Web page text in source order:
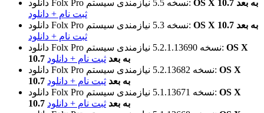
دانلود Folx Pro
نسخه 5.5نیازمندی سیستم:
OS X 10.7 به بعد
ثبت نام + دانلود
دانلود Folx Pro
نسخه 5.3نیازمندی سیستم:
OS X 10.7 به بعد
ثبت نام + دانلود
دانلود Folx Pro
نسخه 5.2.1.13690نیازمندی سیستم: OS X
10.7 به بعد ثبت نام + دانلود
دانلود Folx Pro
نسخه 5.2.13682نیازمندی سیستم: OS X
10.7 به بعد ثبت نام + دانلود
دانلود Folx Pro
نسخه 5.1.13671نیازمندی سیستم: OS X
10.7 به بعد ثبت نام + دانلود